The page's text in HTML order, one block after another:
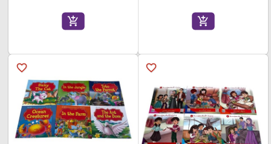
add_shopping_cart
add_shopping_cart
favorite_border
favorite_border